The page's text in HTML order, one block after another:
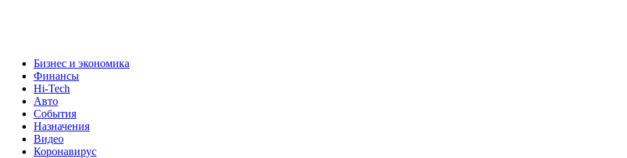
Бизнес и экономика
Финансы
Hi-Tech
Авто
События
Назначения
Видео
Коронавирус